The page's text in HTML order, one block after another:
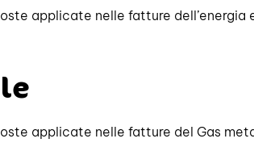
applicate nelle fatture dell’energia
applicate nelle fatture del Gas